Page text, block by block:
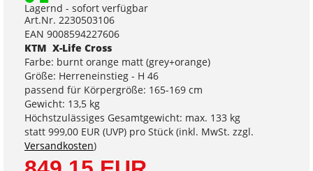
Lagernd - sofort verfügbar
Art.Nr. 2230503106
EAN 9008594227606
KTM X-Life Cross
Farbe: burnt orange matt (grey+orange)
Größe: Herreneinstieg - H 46
passend für Körpergröße: 165-169 cm
Gewicht: 13,5 kg
Höchstzulässiges Gesamtgewicht: max. 133 kg
statt 999,00 EUR (UVP) pro Stück (inkl. MwSt. zzgl.
Versandkosten)